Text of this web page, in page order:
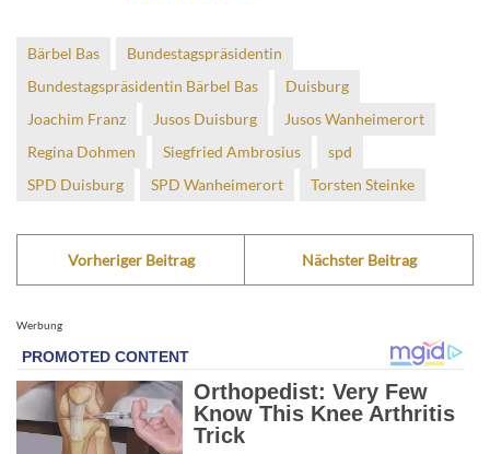
Bärbel Bas
Bundestagspräsidentin
Bundestagspräsidentin Bärbel Bas
Duisburg
Joachim Franz
Jusos Duisburg
Jusos Wanheimerort
Regina Dohmen
Siegfried Ambrosius
spd
SPD Duisburg
SPD Wanheimerort Torsten Steinke
Vorheriger Beitrag Nächster Beitrag
Werbung